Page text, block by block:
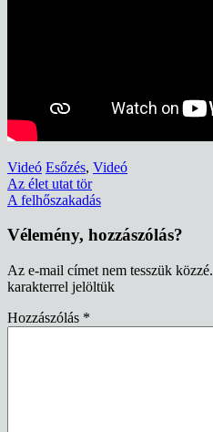
Videó Esőzés, Videó
Bejegyzés
navigáció
Az élet utat tör
A felhőszakadás
Vélemény, hozzászólás?
Az e-mail címet nem tesszük közzé.
karakterrel jelöltük
Hozzászólás *